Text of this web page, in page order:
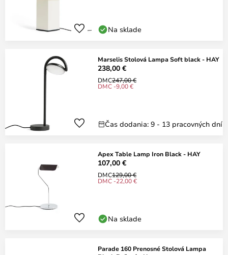
Na sklade
Marselis Stolová Lampa Soft black - HAY
238,00 €
DMC247,00 €
DMC -9,00 €
Čas dodania: 9 - 13 pracovných dní
Apex Table Lamp Iron Black - HAY
107,00 €
DMC129,00 €
DMC -22,00 €
Na sklade
Parade 160 Prenosné Stolová Lampa